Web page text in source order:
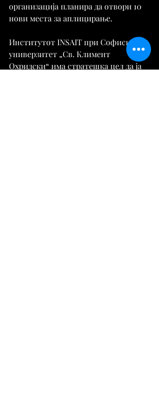
организација планира да отвори 10
нови места за аплицирање.
Институтот INSAIT при Софискиот
универзитет „Св. Климент
Охридски“ има стратешка цел да ја